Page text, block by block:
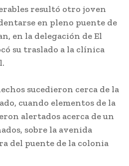
resultó otro joven
en pleno puente de
en la delegación de El
su traslado a la clínica
sucedieron cerca de la
cuando elementos de la
alertados acerca de un
sobre la avenida
del puente de la colonia